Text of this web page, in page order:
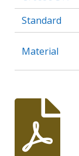
Standard
Material